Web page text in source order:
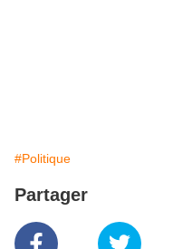
#Politique
Partager